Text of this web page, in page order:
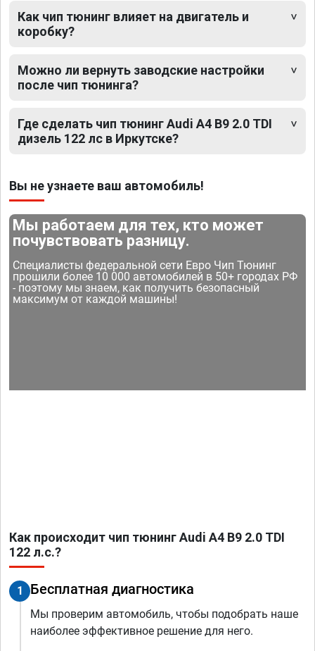
Как чип тюнинг влияет на двигатель и
коробку?
Можно ли вернуть заводские настройки
после чип тюнинга?
Где сделать чип тюнинг Audi A4 B9 2.0 TDI
дизель 122 лс в Иркутске?
Вы не узнаете ваш автомобиль!
Мы работаем для тех, кто может
почувствовать разницу.
Специалисты федеральной сети Евро Чип Тюнинг
прошили более 10 000 автомобилей в 50+ городах РФ
- поэтому мы знаем, как получить безопасный
максимум от каждой машины!
Как происходит чип тюнинг Audi A4 B9 2.0 TDI
122 л.с.?
1 Бесплатная диагностика
Мы проверим автомобиль, чтобы подобрать наше
наиболее эффективное решение для него.